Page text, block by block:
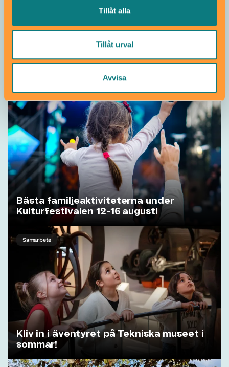
Tillåt alla
Tillåt urval
Avvisa
Upptäck Tom Tits Experiment i sommar!
Bästa familjeaktiviteterna under
Kulturfestivalen 12-16 augusti
Samarbete
Kliv in i äventyret på Tekniska museet i
sommar!